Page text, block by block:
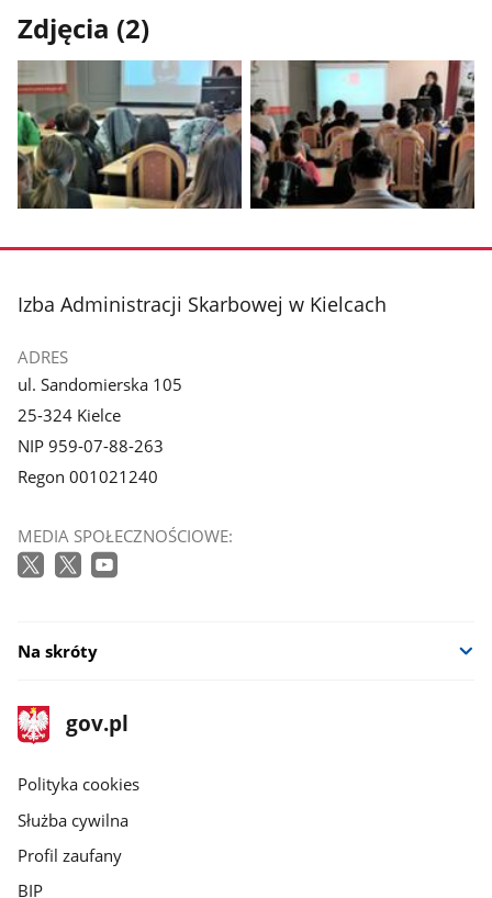
Zdjęcia (2)
zdjęcie
galerii.
zdjęcie
galerii.
stopka
Izba Administracji Skarbowej w Kielcach
ADRES
ul. Sandomierska 105
25-324 Kielce
NIP 959-07-88-263
Regon 001021240
MEDIA SPOŁECZNOŚCIOWE:
Na skróty
stopka
gov.pl
Strona
gov.pl
gov.pl
Polityka cookies
Służba cywilna
Profil zaufany
BIP